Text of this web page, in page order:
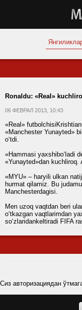
Ronaldu: «Real»
06 ФЕВРАЛ 2013, 10:43
«Real»
«Manchester Yunayted»
o‘tdi.
«Hammasi yaxshibo‘ladi
«Yunayted»dan
«MYU» – haryili ulkan
hurmat qilamiz. Bu
Manchesterdagisi.
Men uzoq vaqtdan beri
o‘tkazgan vaqtlarimdan
so‘zlaridankeltiradi FIFA
Сиз авторизациядан